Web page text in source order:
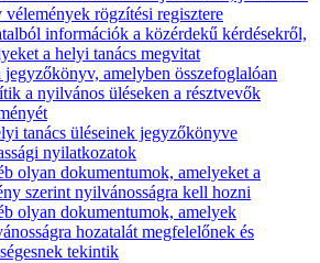
vélemények rögzítési regisztere
információk a közérdekű kérdésekről,
a helyi tanács megvitat
jegyzőkönyv, amelyben összefoglalóan
a nyilvános üléseken a résztvevők
tanács üléseinek jegyzőkönyve
nyilatkozatok
olyan dokumentumok, amelyeket a
szerint nyilvánosságra kell hozni
olyan dokumentumok, amelyek
hozatalát megfelelőnek és
tekintik